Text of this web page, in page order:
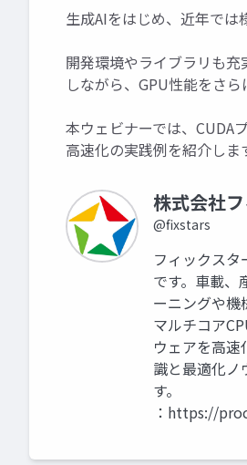
生成AIをはじめ、近年では
開発環境やライブラリも
しながら、GPU性能をさ
本ウェビナーでは、CUDA
高速化の実践例を紹介しま
株式会社
@fixstars
フィックス
です。車載、
ーニングや機
マルチコア
ウェアを高
識と最適化ノ
す。 ・開
：https://